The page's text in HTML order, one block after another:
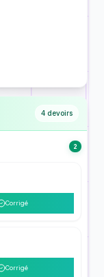
4 devoirs
2
Corrigé
Corrigé